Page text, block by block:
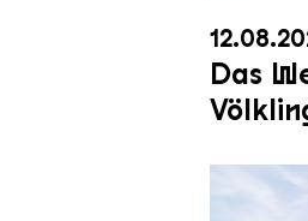
Das